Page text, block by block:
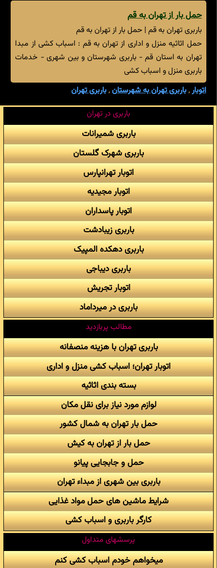
حمل بار از تهران به قم
باربری تهران به قم | حمل بار از تهران به قم
حمل اثاثیه منزل و اداری از تهران به قم : اسباب کشی از مبدا
تهران به استان قم - باربری شهرستان و بین شهری - خدمات
باربری منزل و اسباب کشی
اتوبار,باربری تهران به شهرستان,باربری تهران
باربری در تهران
باربری شمیرانات
باربری شهرک گلستان
اتوبار تهرانپارس
اتوبار مجیدیه
اتوبار پاسداران
باربری زیبادشت
باربری دهکده المپیک
باربری دیباجی
اتوبار تجریش
باربری در میرداماد
مطالب پربازدید
باربری تهران با هزینه منصفانه
اتوبار تهران؛ اسباب کشی منزل و اداری
بسته بندی اثاثیه
لوازم مورد نیاز برای نقل مکان
حمل بار تهران به شمال کشور
حمل بار از تهران به کیش
حمل و جابجایی پیانو
باربری بین شهری از مبداء تهران
شرایط ماشین های حمل مواد غذایی
کارگر باربری و اسباب کشی
پرسشهای متداول
میخواهم خودم اسباب کشی کنم